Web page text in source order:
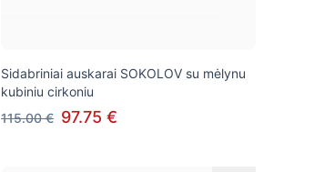
Sidabriniai auskarai SOKOLOV su mėlynu
kubiniu cirkoniu
115.00 € 97.75 €